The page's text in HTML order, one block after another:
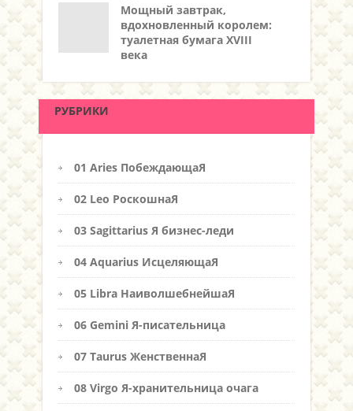
Мощный завтрак,
вдохновленный королем:
туалетная бумага XVIII
века
РУБРИКИ
01 Aries ПобеждающаЯ
02 Leo РоскошнаЯ
03 Sagittarius Я бизнес-леди
04 Aquarius ИсцеляющаЯ
05 Libra НаиволшебнейшаЯ
06 Gemini Я-писательница
07 Taurus ЖенственнаЯ
08 Virgo Я-хранительница очага